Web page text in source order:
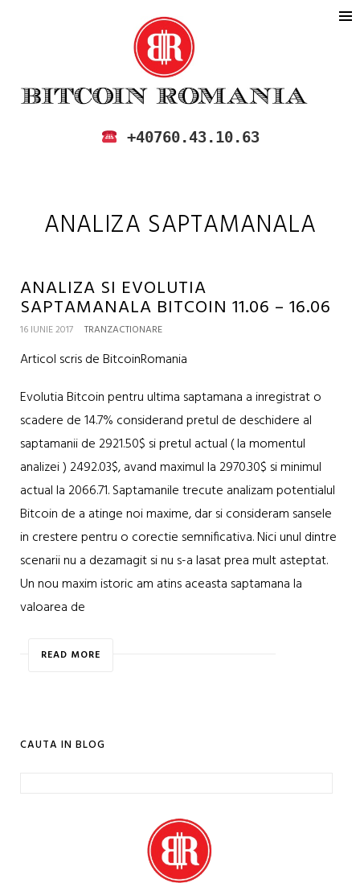
BITCOIN ROMANIA
CUMPARA SI VINDE BITCOIN IN
+40760.43.10.63
ANALIZA SAPTAMANALA
ANALIZA SI EVOLUTIA
SAPTAMANALA BITCOIN 11.06 – 16.06
16 IUNIE 2017 TRANZACTIONARE
Articol scris de BitcoinRomania
Evolutia Bitcoin pentru ultima saptamana a inregistrat o
scadere de 14.7% considerand pretul de deschidere al
saptamanii de 2921.50$ si pretul actual ( la momentul
analizei ) 2492.03$, avand maximul la 2970.30$ si minimul
actual la 2066.71. Saptamanile trecute analizam potentialul
Bitcoin de a atinge noi maxime, dar si consideram sansele
in crestere pentru o corectie semnificativa. Nici unul dintre
scenarii nu a dezamagit si nu s-a lasat prea mult asteptat.
Un nou maxim istoric am atins aceasta saptamana la
valoarea de
READ MORE
CAUTA IN BLOG